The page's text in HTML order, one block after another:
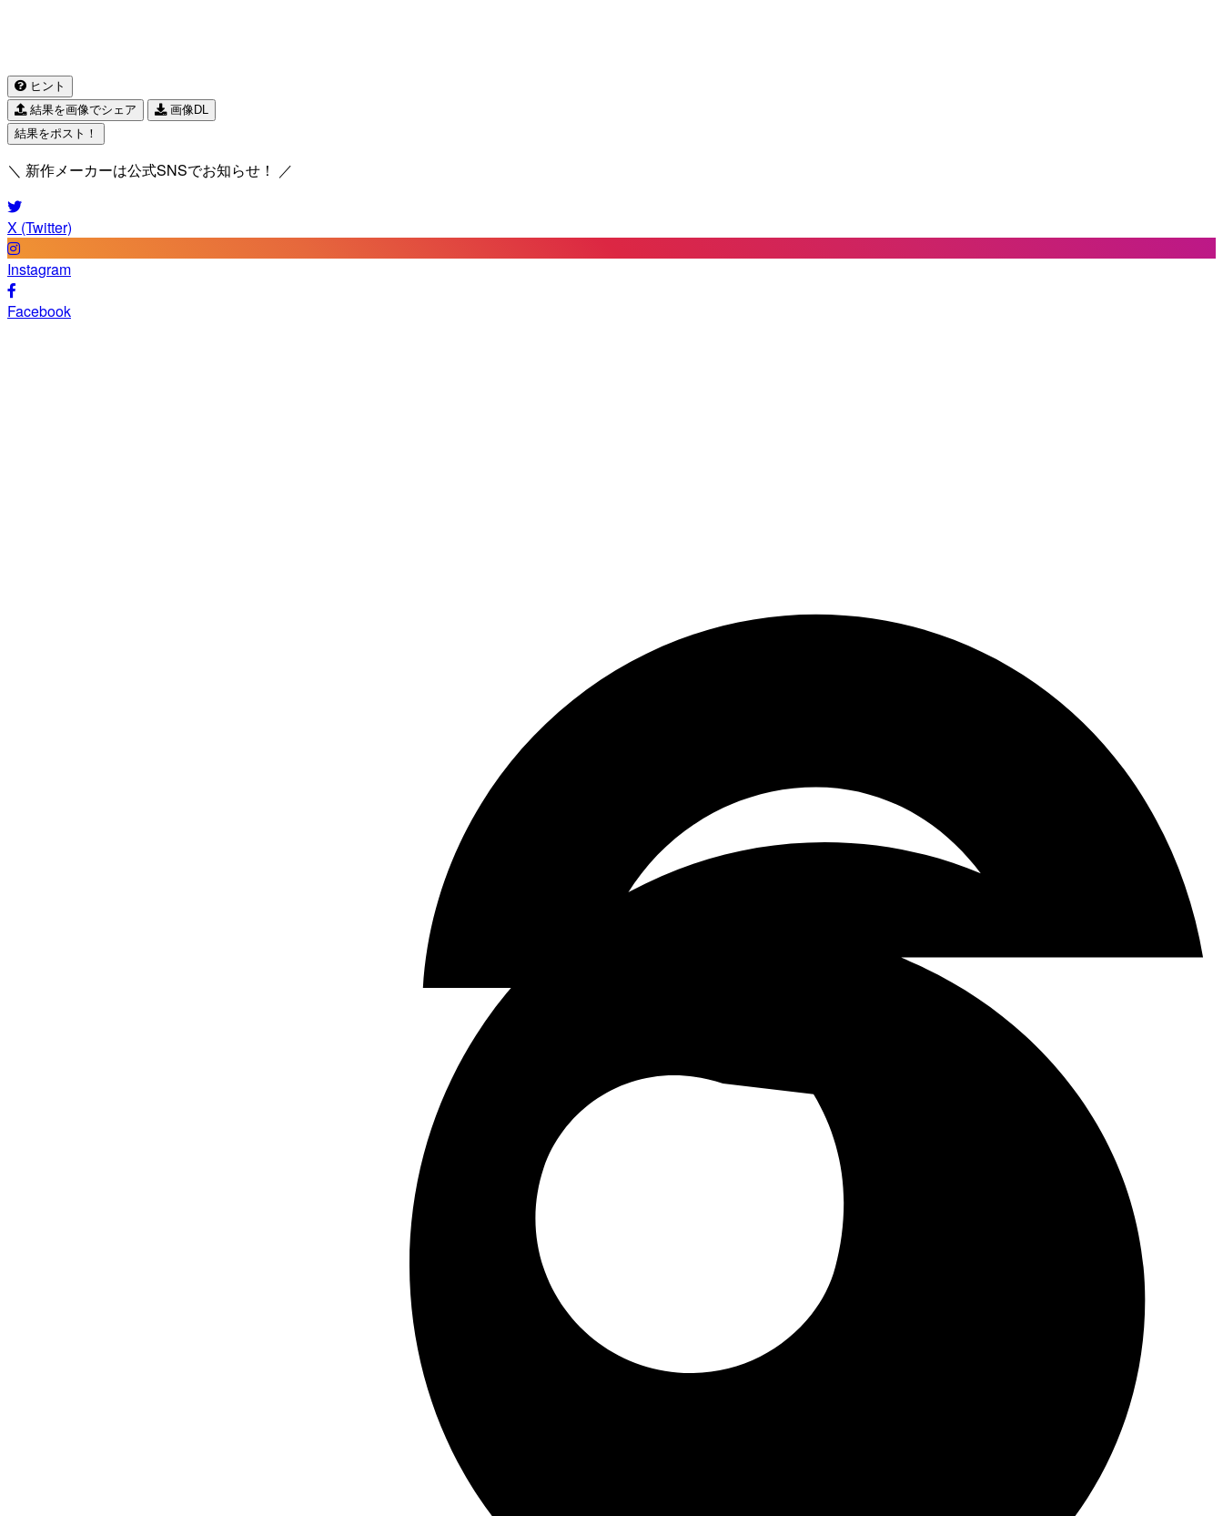
ヒント
結果を画像でシェア
画像DL
結果をポスト！
＼ 新作メーカーは公式SNSでお知らせ！ ／
X (Twitter)
Instagram
Facebook